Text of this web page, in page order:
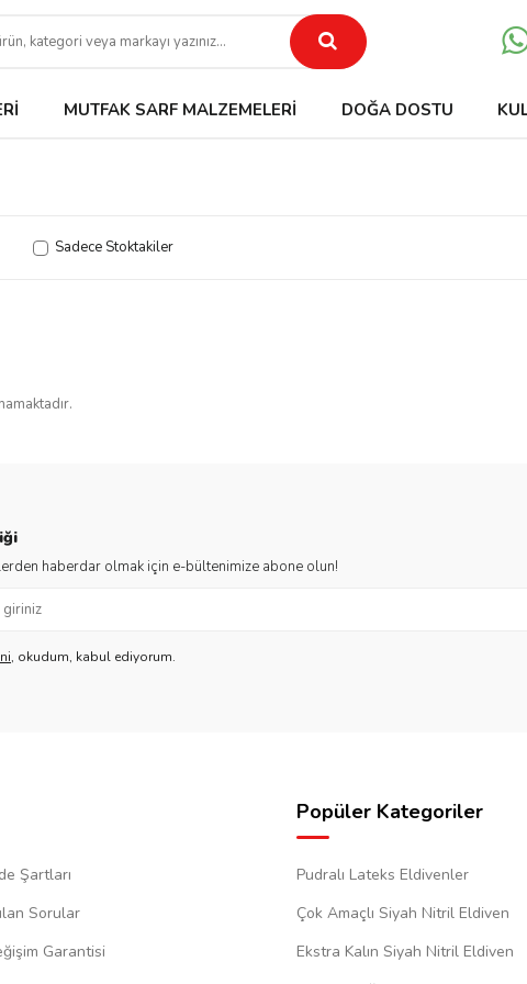
MUTFAK SARF MALZEMELERI DOĞA DOSTU
Sadece Stoktakiler
haberdar olmak için e-bültenimize abone olun!
, okudum, kabul ediyorum.
Şartları
Sorular
Garantisi
Popüler Kategoriler
Pudralı Lateks Eldivenler
Çok Amaçlı Siyah Nitril Eldiven
Ekstra Kalın Siyah Nitril Eldiven